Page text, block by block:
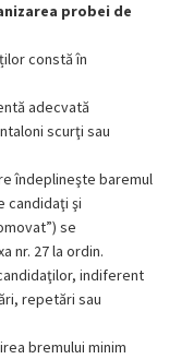
probei de
constă în
adecvată
scurţi sau
îndeplineşte baremul
candidaţi şi
se
nr. 27 la ordin.
indiferent
repetări sau
bremului minim